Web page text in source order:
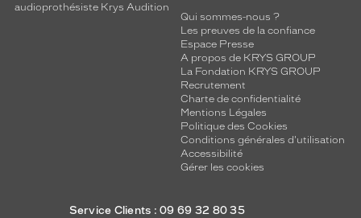
audioprothésiste Krys Audition
Qui sommes-nous ?
Les preuves de la confiance
Espace Presse
A propos de KRYS GROUP
La Fondation KRYS GROUP
Recrutement
Charte de confidentialité
Mentions Légales
Politique des Cookies
Conditions générales d'utilisation
Accessibilité
Gérer les cookies
Service Clients : 09 69 32 80 35